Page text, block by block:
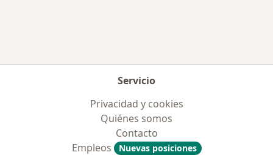
Servicio
Privacidad y cookies
Quiénes somos
Contacto
Empleos
Nuevas posiciones